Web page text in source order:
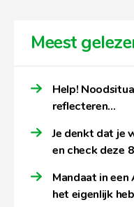
Meest
Help!
reflecteren…
Je denkt dat je
en check deze
Mandaat in
het eigenlijk